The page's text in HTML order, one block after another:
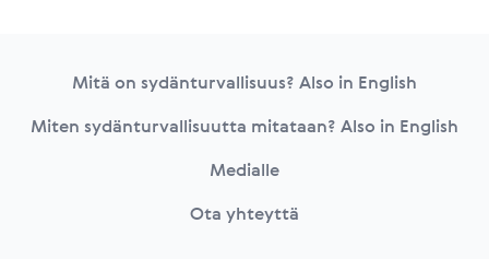
Mitä on sydänturvallisuus? Also in English
Miten sydänturvallisuutta mitataan? Also in English
Medialle
Ota yhteyttä